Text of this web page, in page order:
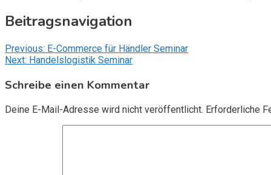
Beitragsnavigation
Previous: E-Commerce für Händler Seminar
Next: Handelslogistik Seminar
Schreibe einen Kommentar
Deine E-Mail-Adresse wird nicht veröffentlicht. Erforderliche